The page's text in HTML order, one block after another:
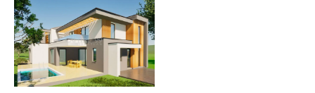
OBJECTNUMMER: 4407